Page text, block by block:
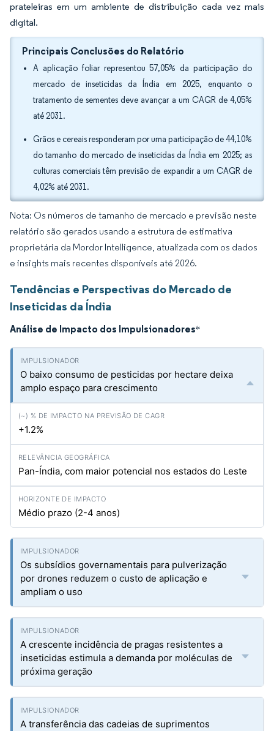
prateleiras em um ambiente de distribuição cada vez mais
digital.
Principais Conclusões do Relatório
A aplicação foliar representou 57,05% da participação do
mercado de inseticidas da Índia em 2025, enquanto o
tratamento de sementes deve avançar a um CAGR de 4,05%
até 2031.
Grãos e cereais responderam por uma participação de 44,10%
do tamanho do mercado de inseticidas da Índia em 2025; as
culturas comerciais têm previsão de expandir a um CAGR de
4,02% até 2031.
Nota: Os números de tamanho de mercado e previsão neste
relatório são gerados usando a estrutura de estimativa
proprietária da Mordor Intelligence, atualizada com os dados
e insights mais recentes disponíveis até 2026.
Tendências e Perspectivas do Mercado de
Inseticidas da Índia
Análise de Impacto dos Impulsionadores*
O baixo consumo de pesticidas por hectare deixa
amplo espaço para crescimento
+1.2%
Pan-Índia, com maior potencial nos estados do Leste
Médio prazo (2-4 anos)
Os subsídios governamentais para pulverização
por drones reduzem o custo de aplicação e
ampliam o uso
A crescente incidência de pragas resistentes a
inseticidas estimula a demanda por moléculas de
próxima geração
A transferência das cadeias de suprimentos